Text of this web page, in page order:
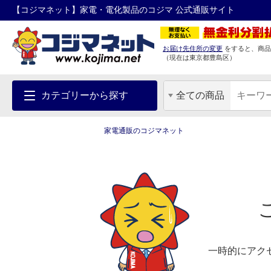
【コジマネット】家電・電化製品のコジマ 公式通販サイト
お届け先住所の変更 をすると、商
（現在は東京都豊島区）
カテゴリーから探す 全ての商品
家電通販のコジマネット
一時的にアク